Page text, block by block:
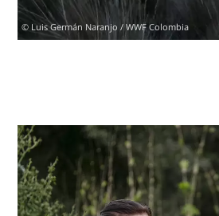
© Luis Germán Naranjo / WWF Colombia